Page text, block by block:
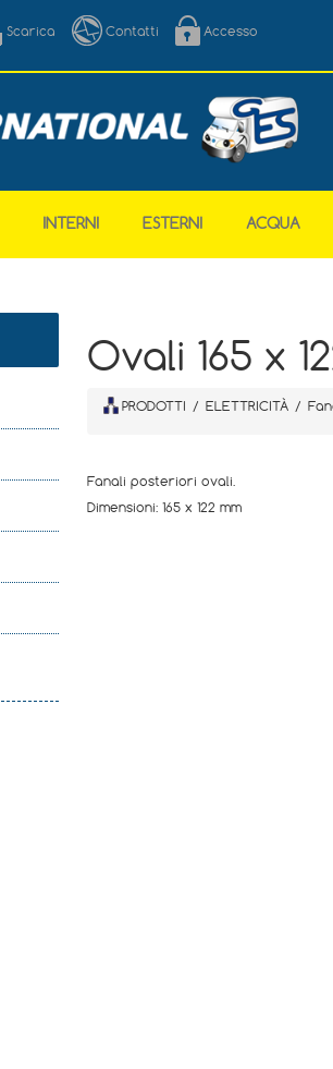
Scarica Contatti Accesso
INTERNI ESTERNI ACQUA
Ovali 165 x
PRODOTTI / ELETTRICITÀ /
Fanali posteriori ovali.
Dimensioni: 165 x 122 mm